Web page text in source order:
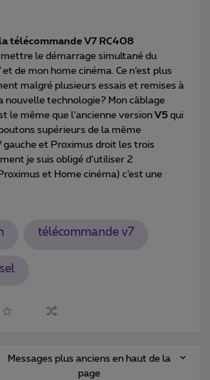
télécommande V7 RC408
le démarrage simultané du
de mon home cinéma. Ce n’est plus
malgré plusieurs essais et remises à
nouvelle technologie? Mon câblage
le même que l’ancienne version V5 qui
supérieurs de la même
et Proximus droit les trois
je suis obligé d’utiliser 2
et Home cinéma) c’est une
télécommande v7
Messages plus anciens en haut de la
page